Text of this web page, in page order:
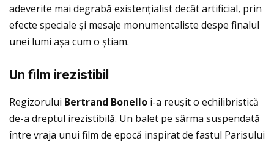
adeverite mai degrabă existențialist decât artificial, prin
efecte speciale și mesaje monumentaliste despe finalul
unei lumi așa cum o știam.
Un film irezistibil
Regizorului Bertrand Bonello i-a reușit o echilibristică
de-a dreptul irezistibilă. Un balet pe sârma suspendată
între vraja unui film de epocă inspirat de fastul Parisului